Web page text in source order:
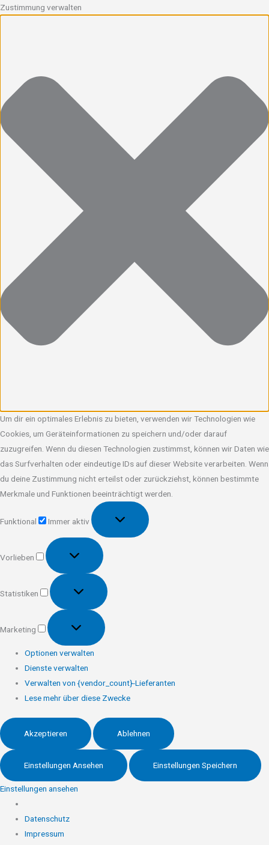
Zustimmung verwalten
Um dir ein optimales Erlebnis zu bieten, verwenden wir Technologien wie
Cookies, um Geräteinformationen zu speichern und/oder darauf
zuzugreifen. Wenn du diesen Technologien zustimmst, können wir Daten wie
das Surfverhalten oder eindeutige IDs auf dieser Website verarbeiten. Wenn
du deine Zustimmung nicht erteilst oder zurückziehst, können bestimmte
Merkmale und Funktionen beeinträchtigt werden.
Funktional
Immer aktiv
Vorlieben
Vorlieben
Statistiken
Statistiken
Marketing
Marketing
Optionen verwalten
Dienste verwalten
Verwalten von {vendor_count}-Lieferanten
Lese mehr über diese Zwecke
Akzeptieren Ablehnen
Einstellungen Ansehen Einstellungen Speichern
Einstellungen ansehen
Datenschutz
Impressum